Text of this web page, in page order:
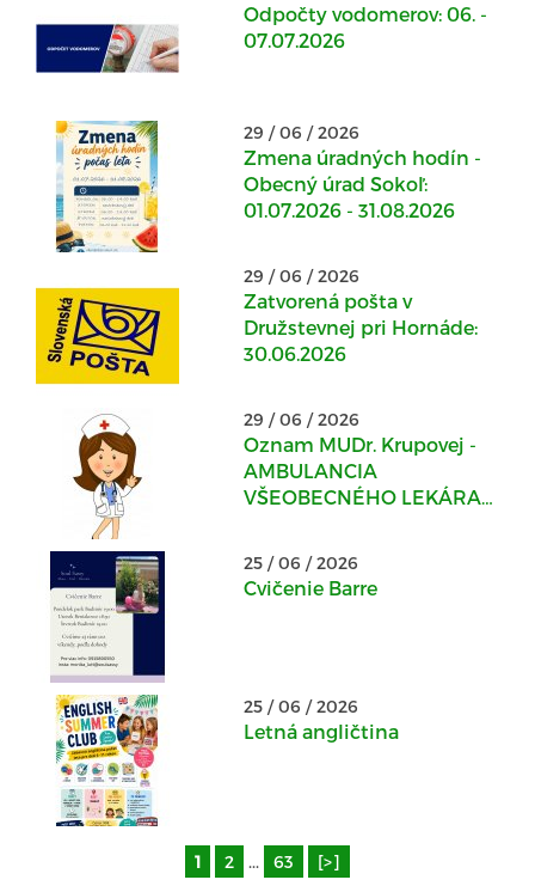
Odpočty vodomerov: 06. -
07.07.2026
29 / 06 / 2026
Zmena úradných hodín -
Obecný úrad Sokoľ:
01.07.2026 - 31.08.2026
29 / 06 / 2026
Zatvorená pošta v
Družstevnej pri Hornáde:
30.06.2026
29 / 06 / 2026
Oznam MUDr. Krupovej -
AMBULANCIA
VŠEOBECNÉHO LEKÁRA
Hornádom
25 / 06 / 2026
Cvičenie Barre
25 / 06 / 2026
Letná angličtina
1 2 ... 63 [>]